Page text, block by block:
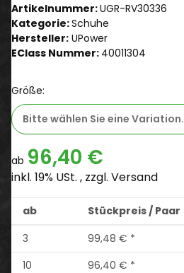
Artikelnummer:UGR-RV30336
Kategorie:Schuhe
Hersteller: UPower
EClass Nummer: 40011304
Größe:
Bitte wählen Sie eine Variation.
ab 96,40 €
inkl. 19% USt. , zzgl. Versand
ab
Stückpreis / Paar
3
99,48 € *
10
96,40 € *